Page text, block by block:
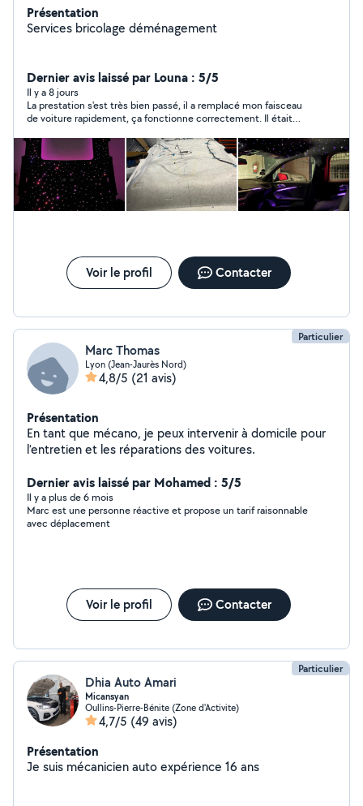
Présentation
Services bricolage déménagement
Dernier avis laissé par Louna : 5/5
Il y a 8 jours
La prestation s'est très bien passé, il a remplacé mon faisceau
de voiture rapidement, ça fonctionne correctement. Il était
Voir le profil Contacter
Particulier
Marc Thomas
Lyon (Jean-Jaurès Nord)
4,8/5 (21 avis)
Présentation
En tant que mécano, je peux intervenir à domicile pour
l’entretien et les réparations des voitures.
Dernier avis laissé par Mohamed : 5/5
Il y a plus de 6 mois
Marc est une personne réactive et propose un tarif raisonnable
avec déplacement
Voir le profil Contacter
Particulier
Dhia Auto Amari
Micansyan
Oullins-Pierre-Bénite (Zone d'Activite)
4,7/5 (49 avis)
Présentation
Je suis mécanicien auto expérience 16 ans